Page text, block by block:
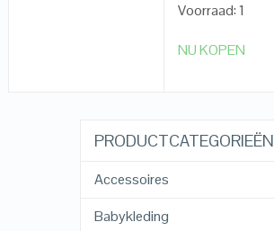
Voorraad: 1
NU KOPEN
PRODUCTCATEGORIEËN
Accessoires
Babykleding